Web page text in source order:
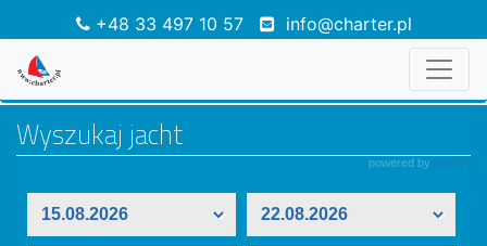
+48 33 497 10 57 info@charter.pl